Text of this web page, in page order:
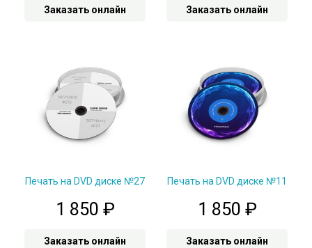
Заказать онлайн Заказать онлайн
Печать на DVD диске №27
1 850 ₽
Заказать онлайн
Печать на DVD диске №11
1 850 ₽
Заказать онлайн